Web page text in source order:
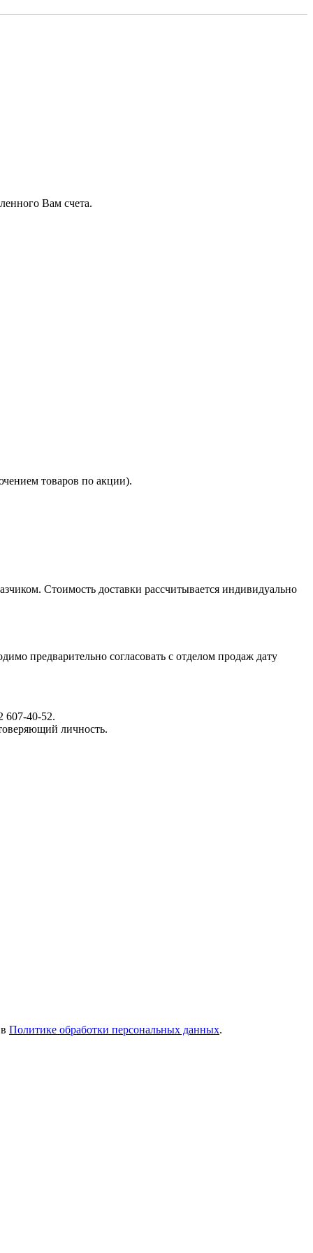
Вам счета.
товаров по акции).
Стоимость доставки рассчитывается индивидуально
предварительно согласовать с отделом продаж дату
607-40-52.
личность.
Политике обработки персональных данных.